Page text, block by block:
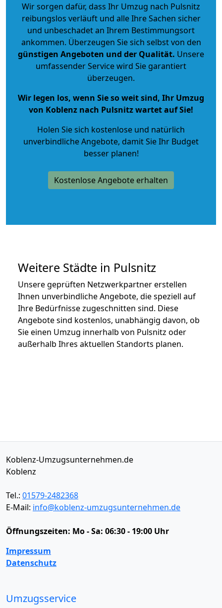
Wir sorgen dafür, dass Ihr Umzug nach Pulsnitz
reibungslos verläuft und alle Ihre Sachen sicher
und unbeschadet an Ihrem Bestimmungsort
ankommen. Überzeugen Sie sich selbst von den
günstigen Angeboten und der Qualität. Unsere
umfassender Service wird Sie garantiert
überzeugen.
Wir legen los, wenn Sie so weit sind, Ihr Umzug
von Koblenz nach Pulsnitz wartet auf Sie!
Holen Sie sich kostenlose und natürlich
unverbindliche Angebote, damit Sie Ihr Budget
besser planen!
Kostenlose Angebote erhalten
Weitere Städte in Pulsnitz
Unsere geprüften Netzwerkpartner erstellen
Ihnen unverbindliche Angebote, die speziell auf
Ihre Bedürfnisse zugeschnitten sind. Diese
Angebote sind kostenlos, unabhängig davon, ob
Sie einen Umzug innerhalb von Pulsnitz oder
außerhalb Ihres aktuellen Standorts planen.
Koblenz-Umzugsunternehmen.de
Koblenz
Tel.: 01579-2482368
E-Mail: info@koblenz-umzugsunternehmen.de
Öffnungszeiten: Mo - Sa: 06:30 - 19:00 Uhr
Impressum
Datenschutz
Umzugsservice